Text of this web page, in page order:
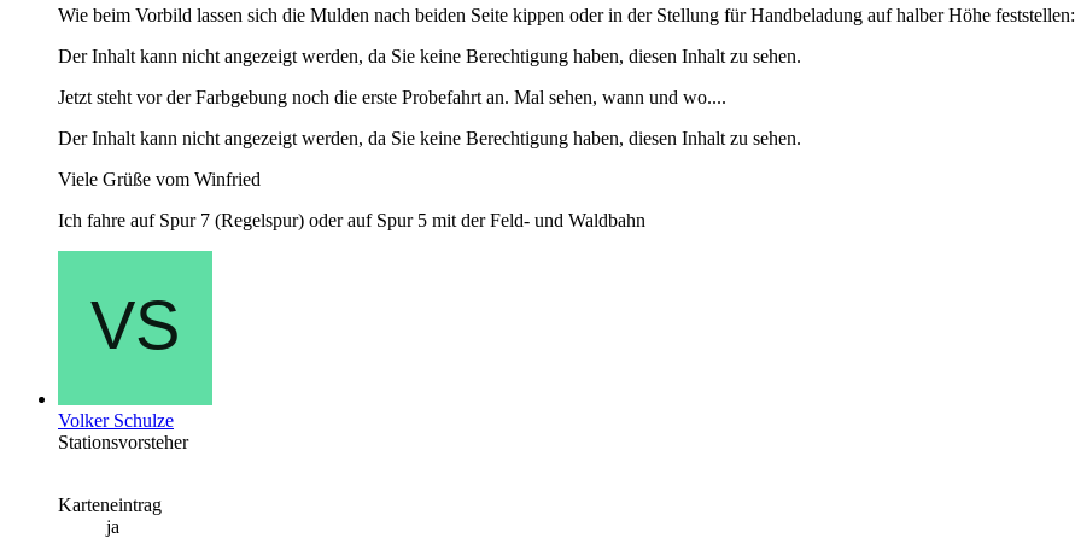
Wie beim Vorbild lassen sich die Mulden nach beiden Seite kippen oder in der Stellung für Handbeladung auf halber Höhe feststellen:
Der Inhalt kann nicht angezeigt werden, da Sie keine Berechtigung haben, diesen Inhalt zu sehen.
Jetzt steht vor der Farbgebung noch die erste Probefahrt an. Mal sehen, wann und wo....
Der Inhalt kann nicht angezeigt werden, da Sie keine Berechtigung haben, diesen Inhalt zu sehen.
Viele Grüße vom Winfried
Ich fahre auf Spur 7 (Regelspur) oder auf Spur 5 mit der Feld- und Waldbahn
Volker Schulze
Stationsvorsteher
Karteneintrag
ja